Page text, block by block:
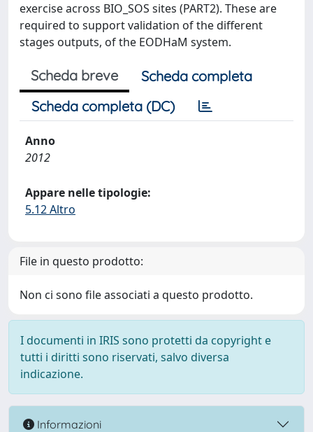
exercise across BIO_SOS sites (PART2). These are
required to support validation of the different
stages outputs, of the EODHaM system.
Scheda breve
Scheda completa
Scheda completa (DC)
Anno
2012
Appare nelle tipologie:
5.12 Altro
File in questo prodotto:
Non ci sono file associati a questo prodotto.
I documenti in IRIS sono protetti da copyright e
tutti i diritti sono riservati, salvo diversa
indicazione.
Informazioni